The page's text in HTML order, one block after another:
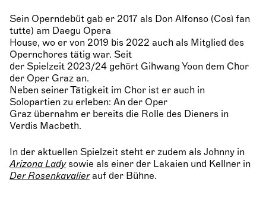
Sein Operndebüt gab er 2017 als Don Alfonso (Così fan
tutte) am Daegu Opera
House, wo er von 2019 bis 2022 auch als Mitglied des
Opernchores tätig war. Seit
der Spielzeit 2023/24 gehört Gihwang Yoon dem Chor
der Oper Graz an.
Neben seiner Tätigkeit im Chor ist er auch in
Solopartien zu erleben: An der Oper
Graz übernahm er bereits die Rolle des Dieners in
Verdis Macbeth.
In der aktuellen Spielzeit steht er zudem als Johnny in
Arizona Ladysowie als einer der Lakaien und Kellner in
Der Rosenkavalierauf der Bühne.